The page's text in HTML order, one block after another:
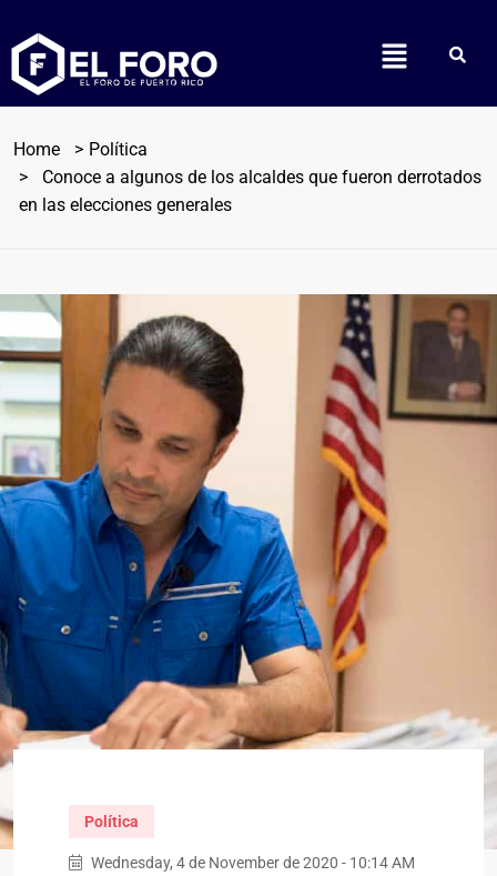
Home
Política
Conoce a algunos de los alcaldes que fueron derrotados
en las elecciones generales
Política
Wednesday, 4 de November de 2020 - 10:14 AM